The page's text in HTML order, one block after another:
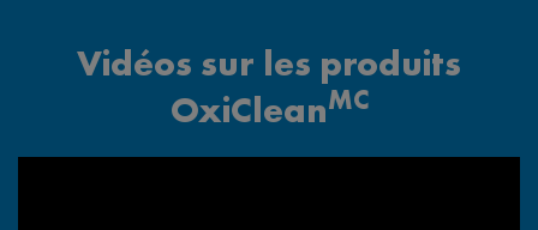
Vidéos sur les produits
OxiCleanMC